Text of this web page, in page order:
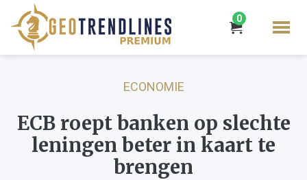
0
ECONOMIE
ECB roept banken op slechte
leningen beter in kaart te
brengen